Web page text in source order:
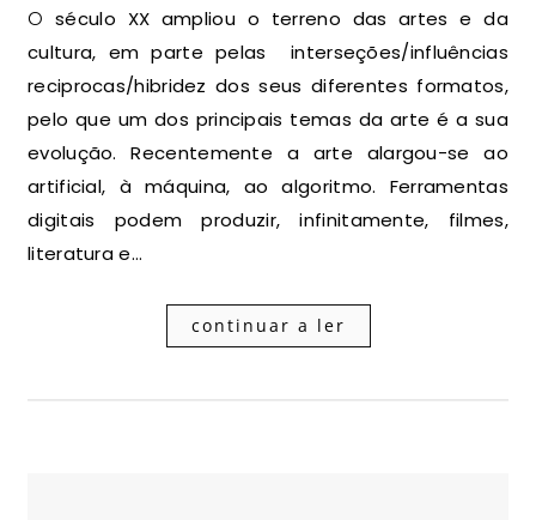
O século XX ampliou o terreno das artes e da
cultura, em parte pelas interseções/influências
reciprocas/hibridez dos seus diferentes formatos,
pelo que um dos principais temas da arte é a sua
evolução. Recentemente a arte alargou-se ao
artificial, à máquina, ao algoritmo. Ferramentas
digitais podem produzir, infinitamente, filmes,
literatura e…
continuar a ler